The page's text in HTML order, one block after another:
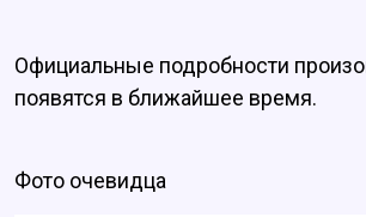
Официальные подробности
появятся в ближайшее время.
Фото очевидца